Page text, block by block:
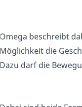
Omega beschreibt
Möglichkeit die
Dazu darf die